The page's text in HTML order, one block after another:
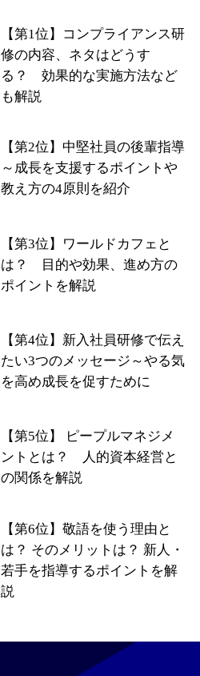
【第1位】コンプライアンス研
修の内容、ネタはどうす
る？ 効果的な実施方法など
も解説
【第2位】中堅社員の後輩指導
～成長を支援するポイントや
教え方の4原則を紹介
【第3位】ワールドカフェと
は？ 目的や効果、進め方の
ポイントを解説
【第4位】新入社員研修で伝え
たい3つのメッセージ～やる気
を高め成長を促すために
【第5位】 ピープルマネジメ
ントとは？ 人的資本経営と
の関係を解説
【第6位】敬語を使う理由と
は？ そのメリットは？ 新人・
若手を指導するポイントを解
説